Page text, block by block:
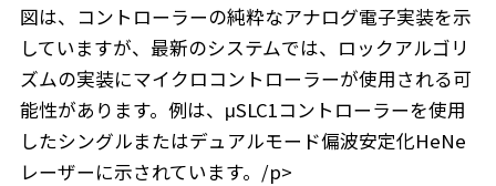
図は、コントローラーの純粋なアナログ電子実装を示
していますが、最新のシステムでは、ロックアルゴリ
ズムの実装にマイクロコントローラーが使用される可
能性があります。例は、μSLC1コントローラーを使用
したシングルまたはデュアルモード偏波安定化HeNe
レーザーに示されています。/p>